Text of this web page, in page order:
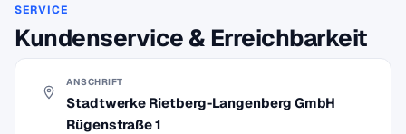
SERVICE
Kundenservice & Erreichbarkeit
ANSCHRIFT
Stadtwerke Rietberg-Langenberg GmbH
Rügenstraße 1